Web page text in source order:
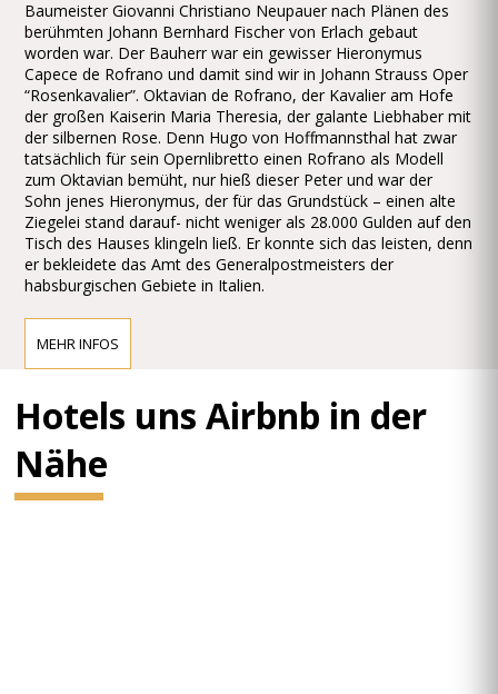
Baumeister Giovanni Christiano Neupauer nach Plänen des
berühmten Johann Bernhard Fischer von Erlach gebaut
worden war. Der Bauherr war ein gewisser Hieronymus
Capece de Rofrano und damit sind wir in Johann Strauss Oper
“Rosenkavalier”. Oktavian de Rofrano, der Kavalier am Hofe
der großen Kaiserin Maria Theresia, der galante Liebhaber mit
der silbernen Rose. Denn Hugo von Hoffmannsthal hat zwar
tatsächlich für sein Opernlibretto einen Rofrano als Modell
zum Oktavian bemüht, nur hieß dieser Peter und war der
Sohn jenes Hieronymus, der für das Grundstück – einen alte
Ziegelei stand darauf- nicht weniger als 28.000 Gulden auf den
Tisch des Hauses klingeln ließ. Er konnte sich das leisten, denn
er bekleidete das Amt des Generalpostmeisters der
habsburgischen Gebiete in Italien.
MEHR INFOS
Hotels uns Airbnb in der
Nähe